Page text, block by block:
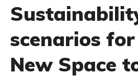
scenarios
New Space